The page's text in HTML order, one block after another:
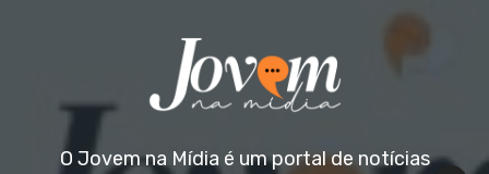
O Jovem na Mídia é um portal de notícias